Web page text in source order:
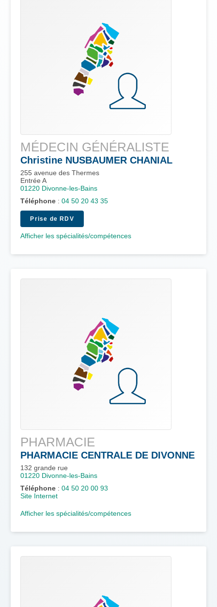
MÉDECIN GÉNÉRALISTE
Christine NUSBAUMER CHANIAL
255 avenue des Thermes
Entrée A
01220 Divonne-les-Bains
Téléphone : 04 50 20 43 35
Prise de RDV
Afficher les spécialités/compétences
PHARMACIE
PHARMACIE CENTRALE DE DIVONNE
132 grande rue
01220 Divonne-les-Bains
Téléphone : 04 50 20 00 93
Site Internet
Afficher les spécialités/compétences